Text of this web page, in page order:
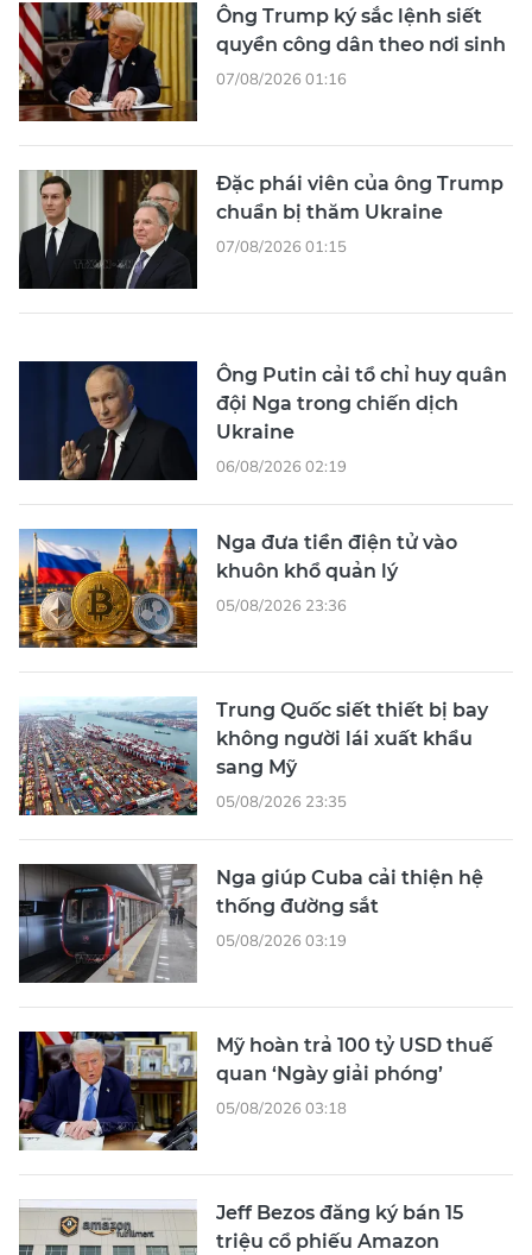
Ông Trump ký sắc lệnh siết
quyền công dân theo nơi sinh
07/08/2026 01:16
Đặc phái viên của ông Trump
chuẩn bị thăm Ukraine
07/08/2026 01:15
Ông Putin cải tổ chỉ huy quân
đội Nga trong chiến dịch
Ukraine
06/08/2026 02:19
Nga đưa tiền điện tử vào
khuôn khổ quản lý
05/08/2026 23:36
Trung Quốc siết thiết bị bay
không người lái xuất khẩu
sang Mỹ
05/08/2026 23:35
Nga giúp Cuba cải thiện hệ
thống đường sắt
05/08/2026 03:19
Mỹ hoàn trả 100 tỷ USD thuế
quan ‘Ngày giải phóng’
05/08/2026 03:18
Jeff Bezos đăng ký bán 15
triệu cổ phiếu Amazon